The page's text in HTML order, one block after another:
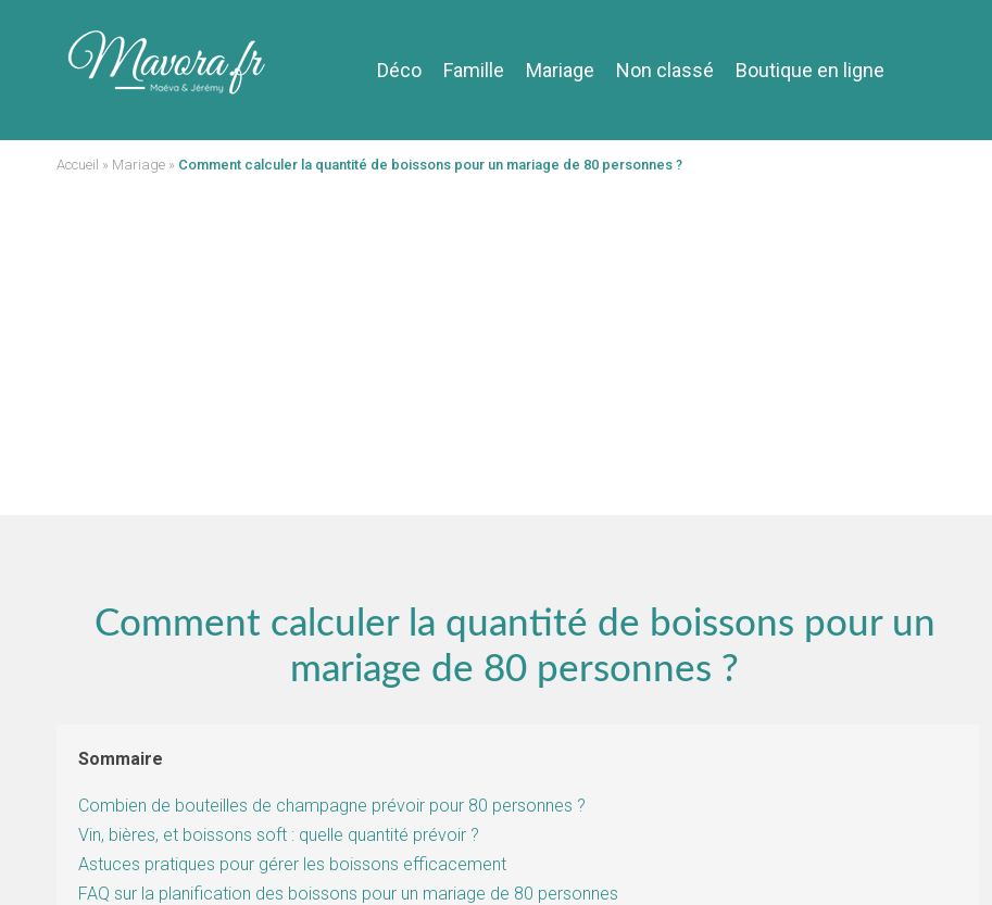
Déco Famille Mariage Non classé Boutique en ligne
Accueil » Mariage » Comment calculer la quantité de boissons pour un mariage de 80 personnes ?
Comment calculer la quantité de boissons pour un
mariage de 80 personnes ?
Sommaire
Combien de bouteilles de champagne prévoir pour 80 personnes ?
Vin, bières, et boissons soft : quelle quantité prévoir ?
Astuces pratiques pour gérer les boissons efficacement
FAQ sur la planification des boissons pour un mariage de 80 personnes